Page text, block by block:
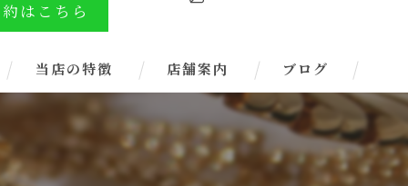
はこちら
当店の特徴
ブランド
店舗案内 ブログ